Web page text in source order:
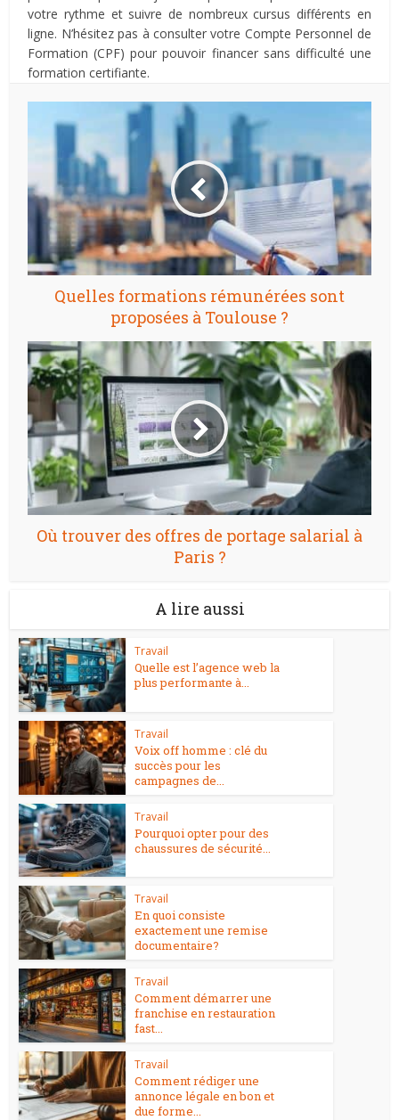
votre rythme et suivre de nombreux cursus différents en
ligne. N’hésitez pas à consulter votre Compte Personnel de
Formation (CPF) pour pouvoir financer sans difficulté une
formation certifiante.
Quelles formations rémunérées sont
proposées à Toulouse ?
Où trouver des offres de portage salarial à
Paris ?
A lire aussi
Travail
Quelle est l’agence web la
plus performante à...
Travail
Voix off homme : clé du
succès pour les
campagnes de...
Travail
Pourquoi opter pour des
chaussures de sécurité...
Travail
En quoi consiste
exactement une remise
documentaire?
Travail
Comment démarrer une
franchise en restauration
fast...
Travail
Comment rédiger une
annonce légale en bon et
due forme...